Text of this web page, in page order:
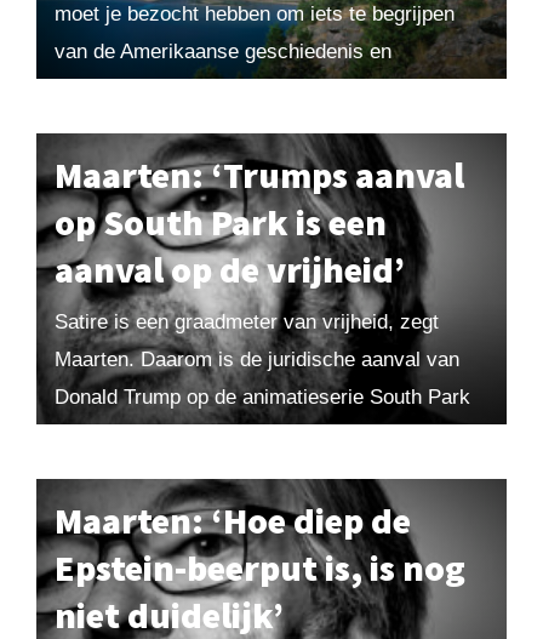
moet je bezocht hebben om iets te begrijpen
van de Amerikaanse geschiedenis en
Maarten: ‘Trumps aanval
op South Park is een
aanval op de vrijheid’
Satire is een graadmeter van vrijheid, zegt
Maarten. Daarom is de juridische aanval van
Donald Trump op de animatieserie South Park
Maarten: ‘Hoe diep de
Epstein-beerput is, is nog
niet duidelijk’